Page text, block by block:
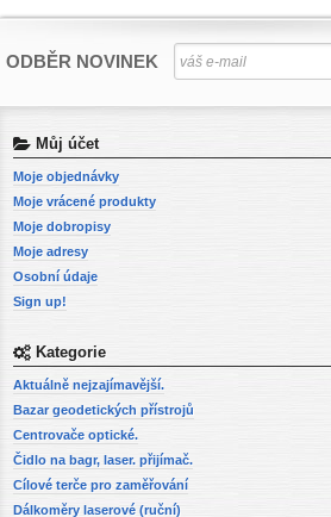
ODBĚR NOVINEK
Můj účet
Moje objednávky
Moje vrácené produkty
Moje dobropisy
Moje adresy
Osobní údaje
Sign up!
Kategorie
Aktuálně nejzajímavější.
Bazar geodetických přístrojů
Centrovače optické.
Čidlo na bagr, laser. přijímač.
Cílové terče pro zaměřování
Dálkoměry laserové (ruční)